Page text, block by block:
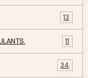
13
11
34